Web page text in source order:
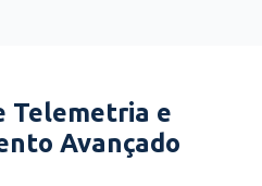
Telemetria e
Avançado